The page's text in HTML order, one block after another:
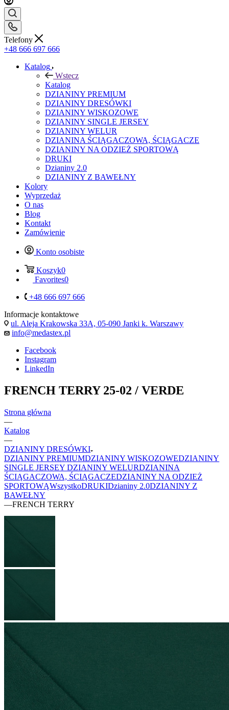
Telefony
+48 666 697 666
Katalog
Wstecz
Katalog
DZIANINY PREMIUM
DZIANINY DRESÓWKI
DZIANINY WISKOZOWE
DZIANINY SINGLE JERSEY
DZIANINY WELUR
DZIANINA ŚCIĄGACZOWA, ŚCIĄGACZE
DZIANINY NA ODZIEŻ SPORTOWĄ
DRUKI
Dzianiny 2.0
DZIANINY Z BAWEŁNY
Kolory
Wyprzedaż
O nas
Blog
Kontakt
Zamówienie
Konto osobiste
Koszyk0
Favorites0
+48 666 697 666
Informacje kontaktowe
ul. Aleja Krakowska 33A, 05-090 Janki k. Warszawy
info@medastex.pl
Facebook
Instagram
LinkedIn
FRENCH TERRY 25-02 / VERDE
Strona główna
—
Katalog
—
DZIANINY DRESÓWKI
DZIANINY PREMIUMDZIANINY WISKOZOWEDZIANINY
SINGLE JERSEY DZIANINY WELURDZIANINA
ŚCIĄGACZOWA, ŚCIĄGACZEDZIANINY NA ODZIEŻ
SPORTOWĄWszystkoDRUKIDzianiny 2.0DZIANINY Z
BAWEŁNY
—FRENCH TERRY